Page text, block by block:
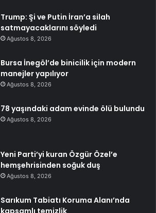
Trump: Şi ve Putin İran’a silah
satmayacaklarını söyledi
Ağustos 8, 2026
Bursa İnegöl’de binicilik için modern
manejler yapılıyor
Ağustos 8, 2026
78 yaşındaki adam evinde ölü bulundu
Ağustos 8, 2026
Yeni Parti’yi kuran Özgür Özel’e
hemşehrisinden soğuk duş
Ağustos 8, 2026
Sarıkum Tabiatı Koruma Alanı’nda
kapsamlı temizlik